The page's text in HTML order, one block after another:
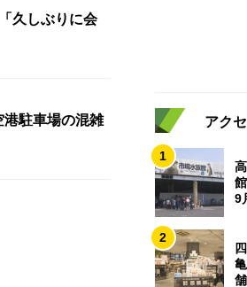
久しぶりに会
駐車場の混雑
アク
1
9
2